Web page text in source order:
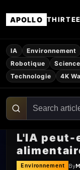
APOLLO
IA Environnement
Robotique
Science
Technologie
4K
L'IA peut-
Environnement By